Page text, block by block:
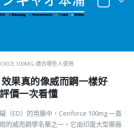
100MG 適合哪些人使用
果真的像威而鋼一樣好
價一次看懂
（ED）的用藥中，Cenforce 100mg 一直
的威而鋼學名藥之一。它由印度大型藥廠